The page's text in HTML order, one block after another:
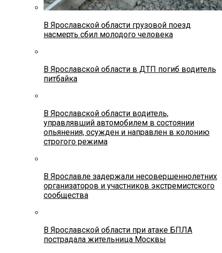
В Ярославской области грузовой поезд
насмерть сбил молодого человека
В Ярославской области в ДТП погиб водитель
питбайка
В Ярославской области водитель,
управлявший автомобилем в состоянии
опьянения, осужден и направлен в колонию
строгого режима
В Ярославле задержали несовершеннолетних
организаторов и участников экстремистского
сообщества
В Ярославской области при атаке БПЛА
пострадала жительница Москвы